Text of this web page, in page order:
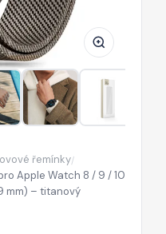
řemínky/
Apple Watch 8 / 9 / 10
mm) – titanový